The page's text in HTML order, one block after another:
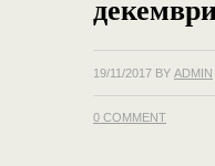
19/11/2017 BY ADMIN
0 COMMENT